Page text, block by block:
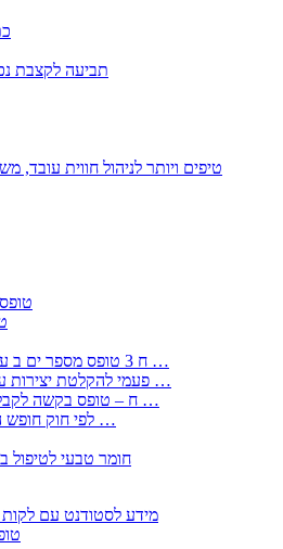
תביעה לקצבת
50 טיפים ויותר לניהול חווית
טופס 161ג – הודעה על חזרה מרצף פיצויים / קיצבה
טופס
: בקשה לפטור מחובת התקנת מז;quot&ח 3 טופס מספר ים ב עותקים …
) ( פעמי להקלטת יצירות על מוצרים מכניים – טופס בקשה לאישור חד …
) 1998 ( לפי חוק חופש המידע התשנ;quot&ח – טופס בקשה לקבלת …
) 1998 ( לפי חוק חופש המידע התשנ;ח – טופס בקשה לקבלת …
חומר טבעי לטיפול
2350 – מידע לסטודנט עם
טופס